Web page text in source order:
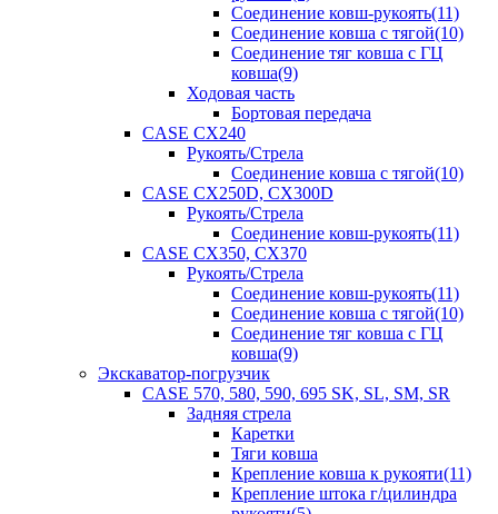
Соединение ковш-рукоять(11)
Соединение ковша с тягой(10)
Соединение тяг ковша с ГЦ
ковша(9)
Ходовая часть
Бортовая передача
CASE CX240
Рукоять/Стрела
Соединение ковша с тягой(10)
CASE CX250D, CX300D
Рукоять/Стрела
Соединение ковш-рукоять(11)
CASE CX350, CX370
Рукоять/Стрела
Соединение ковш-рукоять(11)
Соединение ковша с тягой(10)
Соединение тяг ковша с ГЦ
ковша(9)
Экскаватор-погрузчик
CASE 570, 580, 590, 695 SK, SL, SM, SR
Задняя стрела
Каретки
Тяги ковша
Крепление ковша к рукояти(11)
Крепление штока г/цилиндра